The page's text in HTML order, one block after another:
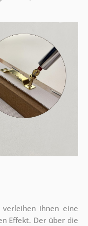
ihnen eine
Effekt. Der über die